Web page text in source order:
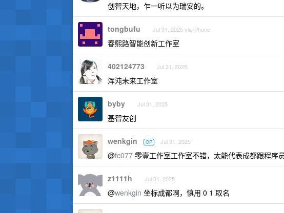
创智天地，乍一听以为瑞安的。
tongbufu Jul 31, 2025 via iPhone
春熙路智能创新工作室
402124773 Jul 31, 2025
浑沌未来工作室
byby Jul 31, 2025
基智友创
wenkgin OP Jul 31, 2025
@fc077 零壹工作室工作室不错，太能代表成都跟程序
z1111h Jul 31, 2025
@wenkgin 坐标成都啊，慎用 0 1 取名